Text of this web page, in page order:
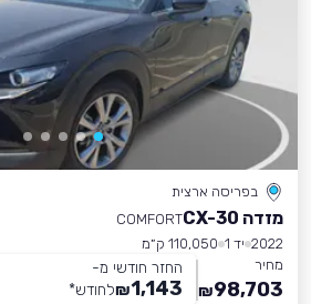
בפריסה ארצית
מזדה CX-30
COMFORT
2022 יד 1
110,050 ק״מ
מחיר
98,703
₪
החזר חודשי מ-
1,143
₪לחודש*